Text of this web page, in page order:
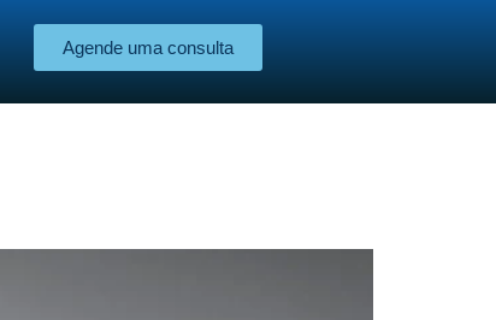
Agende uma consulta